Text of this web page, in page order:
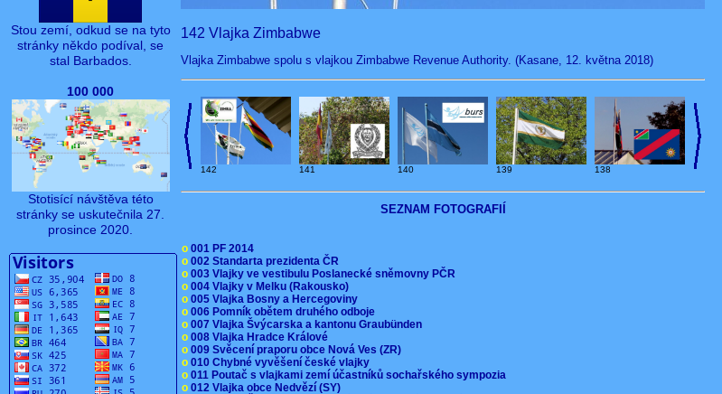
Stou zemí, odkud se na tyto
stránky někdo podíval, se
stal Barbados.
100 000
Stotisící návštěva této
stránky se uskutečnila 27.
prosince 2020.
142 Vlajka Zimbabwe
Vlajka Zimbabwe spolu s vlajkou Zimbabwe Revenue Authority. (Kasane, 12. května 2018)
142 141 140 139 138
SEZNAM FOTOGRAFIÍ
o 001 PF 2014
o 002 Standarta prezidenta ČR
o 003 Vlajky ve vestibulu Poslanecké sněmovny PČR
o 004 Vlajky v Melku (Rakousko)
o 005 Vlajka Bosny a Hercegoviny
o 006 Pomník obětem druhého odboje
o 007 Vlajka Švýcarska a kantonu Graubünden
o 008 Vlajka Hradce Králové
o 009 Svěcení praporu obce Nová Ves (ZR)
o 010 Chybné vyvěšení české vlajky
o 011 Poutač s vlajkami zemí účastníků sochařského sympozia
o 012 Vlajka obce Nedvězí (SY)